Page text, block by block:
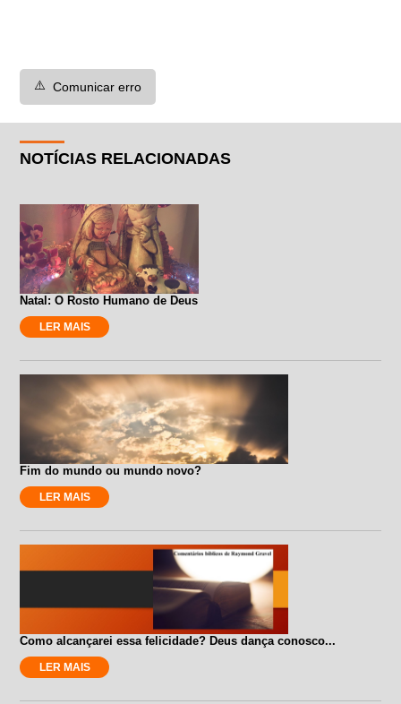
⚠️ Comunicar erro
NOTÍCIAS RELACIONADAS
Natal: O Rosto Humano de Deus
LER MAIS
Fim do mundo ou mundo novo?
LER MAIS
Como alcançarei essa felicidade? Deus dança conosco...
LER MAIS